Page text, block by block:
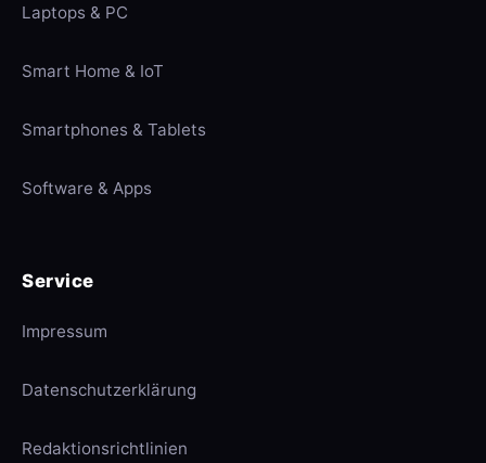
Laptops & PC
Smart Home & IoT
Smartphones & Tablets
Software & Apps
Service
Impressum
Datenschutzerklärung
Redaktionsrichtlinien